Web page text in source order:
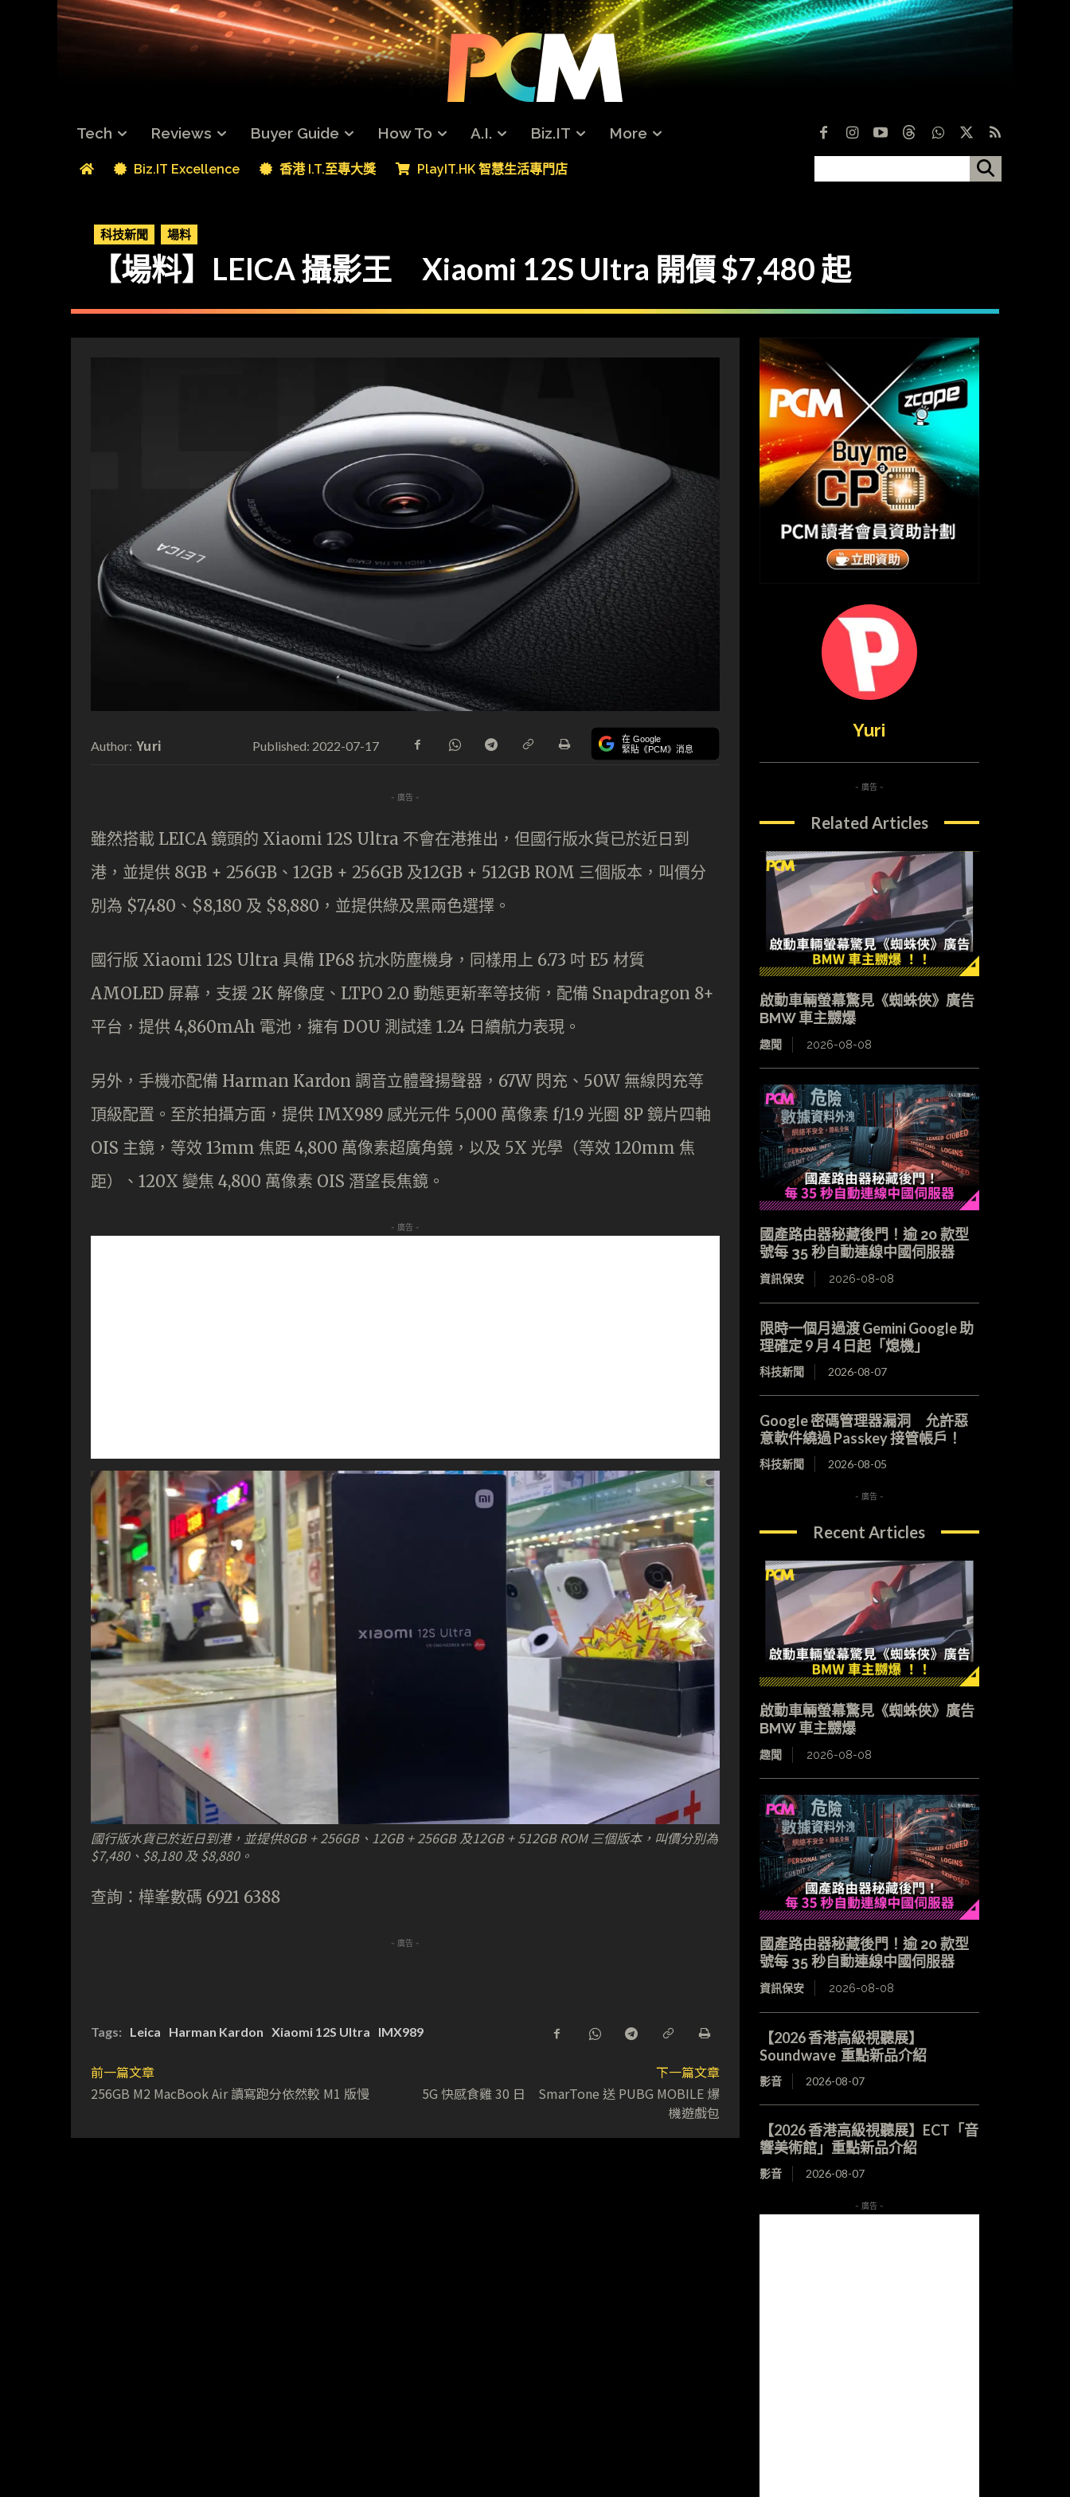
Tech Reviews Buyer Guide How To A.I. Biz.IT More
Biz.IT Excellence 香港 I.T.至專大獎 PlayIT.HK 智慧生活專門店
科技新聞 場料
【場料】LEICA 攝影王 Xiaomi 12S Ultra 開價 $7,480 起
Author: Yuri Published: 2022-07-17 在 Google
緊貼《PCM》消息
- 廣告 -
雖然搭載 LEICA 鏡頭的 Xiaomi 12S Ultra 不會在港推出，但國行版水貨已於近日到
港，並提供 8GB + 256GB、12GB + 256GB 及12GB + 512GB ROM 三個版本，叫價分
別為 $7,480、$8,180 及 $8,880，並提供綠及黑兩色選擇。
國行版 Xiaomi 12S Ultra 具備 IP68 抗水防塵機身，同樣用上 6.73 吋 E5 材質
AMOLED 屏幕，支援 2K 解像度、LTPO 2.0 動態更新率等技術，配備 Snapdragon 8+
平台，提供 4,860mAh 電池，擁有 DOU 測試達 1.24 日續航力表現。
另外，手機亦配備 Harman Kardon 調音立體聲揚聲器，67W 閃充、50W 無線閃充等
頂級配置。至於拍攝方面，提供 IMX989 感光元件 5,000 萬像素 f/1.9 光圈 8P 鏡片四軸
OIS 主鏡，等效 13mm 焦距 4,800 萬像素超廣角鏡，以及 5X 光學（等效 120mm 焦
距）、120X 變焦 4,800 萬像素 OIS 潛望長焦鏡。
- 廣告 -
國行版水貨已於近日到港，並提供8GB + 256GB、12GB + 256GB 及12GB + 512GB ROM 三個版本，叫價分別為
$7,480、$8,180 及 $8,880。
查詢：樺峯數碼 6921 6388
- 廣告 -
Tags: Leica Harman Kardon Xiaomi 12S Ultra IMX989
前一篇文章
256GB M2 MacBook Air 讀寫跑分依然較 M1 版慢
下一篇文章
5G 快感食雞 30 日 SmarTone 送 PUBG MOBILE 爆
機遊戲包
Yuri
- 廣告 -
Related Articles
啟動車輛螢幕驚見《蜘蛛俠》廣告
BMW 車主嬲爆
趣聞 2026-08-08
國產路由器秘藏後門！逾 20 款型
號每 35 秒自動連線中國伺服器
資訊保安 2026-08-08
限時一個月過渡 Gemini Google 助
理確定 9 月 4 日起「熄機」
科技新聞 2026-08-07
Google 密碼管理器漏洞 允許惡
意軟件繞過 Passkey 接管帳戶！
科技新聞 2026-08-05
- 廣告 -
Recent Articles
啟動車輛螢幕驚見《蜘蛛俠》廣告
BMW 車主嬲爆
趣聞 2026-08-08
國產路由器秘藏後門！逾 20 款型
號每 35 秒自動連線中國伺服器
資訊保安 2026-08-08
【2026 香港高級視聽展】
Soundwave 重點新品介紹
影音 2026-08-07
【2026 香港高級視聽展】ECT「音
響美術館」重點新品介紹
影音 2026-08-07
- 廣告 -